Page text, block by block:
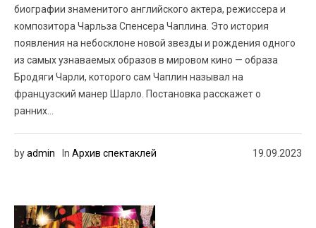
биографии знаменитого английского актера, режиссера и
композитора Чарльза Спенсера Чаплина. Это история
появления на небосклоне новой звезды и рождения одного
из самых узнаваемых образов в мировом кино — образа
Бродяги Чарли, которого сам Чаплин называл на
французский манер Шарло. Постановка расскажет о
ранних...
19.09.2023
byadmin In Архив спектаклей